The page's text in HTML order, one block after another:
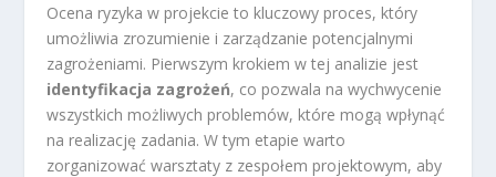
Ocena ryzyka w projekcie to kluczowy proces, który
umożliwia zrozumienie i zarządzanie potencjalnymi
zagrożeniami. Pierwszym krokiem w tej analizie jest
identyfikacja zagrożeń, co pozwala na wychwycenie
wszystkich możliwych problemów, które mogą wpłynąć
na realizację zadania. W tym etapie warto
zorganizować warsztaty z zespołem projektowym, aby